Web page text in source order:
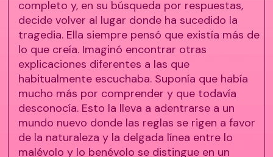
completo y, en su búsqueda por respuestas,
decide volver al lugar donde ha sucedido la
tragedia. Ella siempre pensó que existía más de
lo que creía. Imaginó encontrar otras
explicaciones diferentes a las que
habitualmente escuchaba. Suponía que había
mucho más por comprender y que todavía
desconocía. Esto la lleva a adentrarse a un
mundo nuevo donde las reglas se rigen a favor
de la naturaleza y la delgada línea entre lo
malévolo y lo benévolo se distingue en un